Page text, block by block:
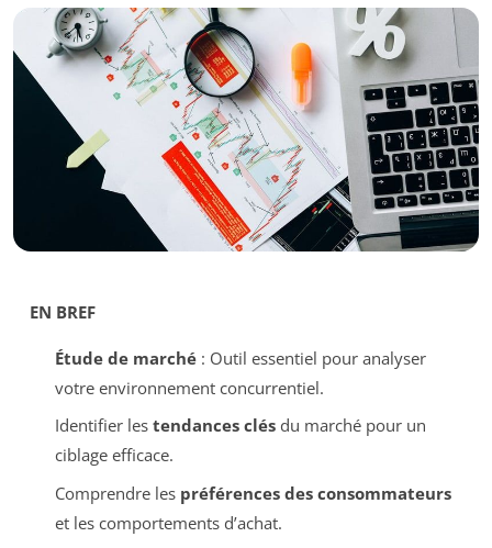
EN BREF
Étude de marché: Outil essentiel pour analyser
votre environnement concurrentiel.
Identifier les tendances clésdu marché pour un
ciblage efficace.
Comprendre les préférences des consommateurs
et les comportements d’achat.